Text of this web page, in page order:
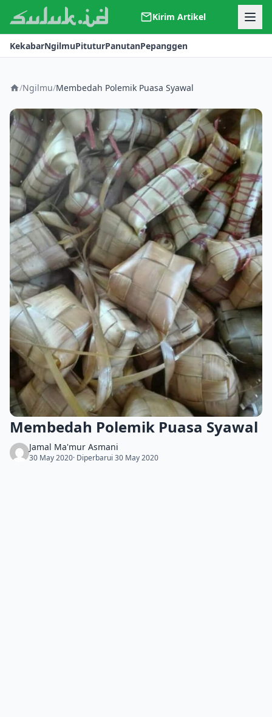
Kirim Artikel
Kerjasama
Kontak
KekabarNgilmuPituturPanutanPepanggen
/Ngilmu/Membedah Polemik Puasa Syawal
Membedah Polemik Puasa Syawal
Jamal Ma'mur Asmani
30 May 2020· Diperbarui 30 May 2020